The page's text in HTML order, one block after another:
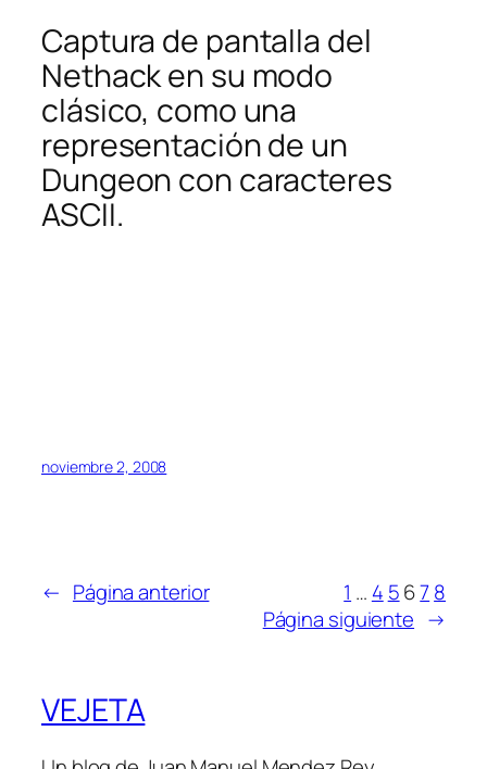
Captura de pantalla del
Nethack en su modo
clásico, como una
representación de un
Dungeon con caracteres
ASCII.
noviembre 2, 2008
← Página anterior 1 … 4 5678
Página siguiente →
VEJETA